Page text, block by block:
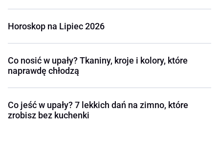
Horoskop na Lipiec 2026
Co nosić w upały? Tkaniny, kroje i kolory, które
naprawdę chłodzą
Co jeść w upały? 7 lekkich dań na zimno, które
zrobisz bez kuchenki